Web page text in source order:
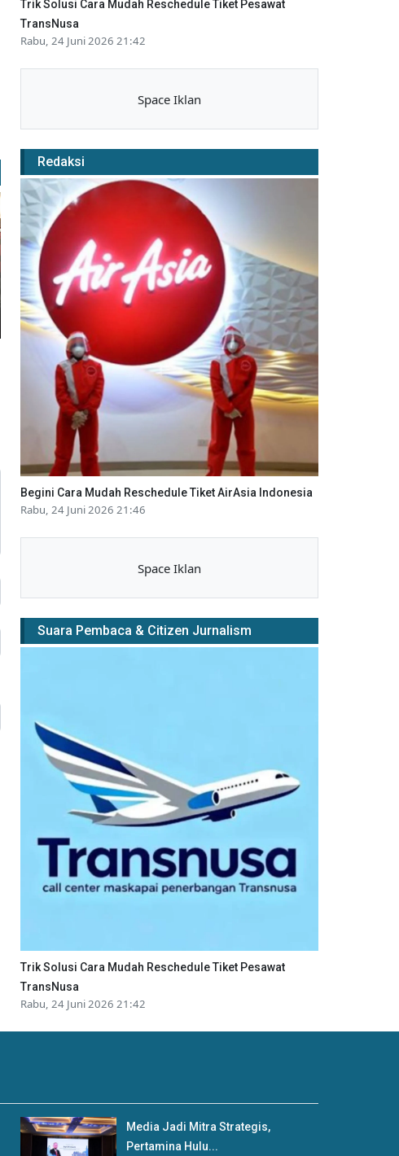
Trik Solusi Cara Mudah Reschedule Tiket Pesawat
TransNusa
Rabu, 24 Juni 2026 21:42
Space Iklan
Redaksi
Begini Cara Mudah Reschedule Tiket AirAsia Indonesia
Rabu, 24 Juni 2026 21:46
Space Iklan
Suara Pembaca & Citizen Jurnalism
Trik Solusi Cara Mudah Reschedule Tiket Pesawat
TransNusa
Rabu, 24 Juni 2026 21:42
Media Jadi Mitra Strategis,
Pertamina Hulu...